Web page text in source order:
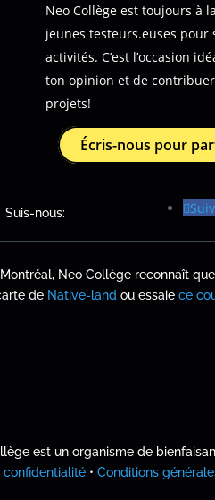
Neo Collège est toujours à
jeunes testeurs.euses pour
activités.C’est l’occasion
ton opinion et de
projets!
Écris-nous pour
Suis-nous:
Neo Collège reconnaît
de Native-land ou essaie ce
est un organisme de
confidentialité • Conditions